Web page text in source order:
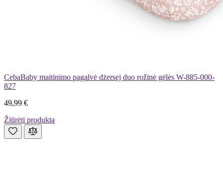
CebaBaby maitinimo pagalvė dżersej duo rožinė gėlės W-885-000-
827
49,99 €
Žiūrėti produktą